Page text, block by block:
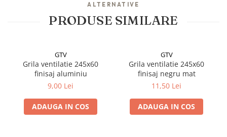
ALTERNATIVE
PRODUSE SIMILARE
GTV
Grila ventilatie 245x60
finisaj aluminiu
9,00 Lei
ADAUGA IN COS
GTV
Grila ventilatie 245x60
finisaj negru mat
11,50 Lei
ADAUGA IN COS